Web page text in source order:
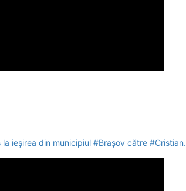
ieșirea din municipiul #Brașov către #Cristian.